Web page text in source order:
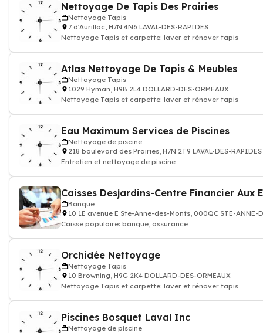
Nettoyage De Tapis Des Prairies
Nettoyage Tapis
7 d'Aurillac, H7N 4N6 LAVAL-DES-RAPIDES
Nettoyage Tapis et carpette: laver et rénover tapis
Atlas Nettoyage De Tapis & Meubles
Nettoyage Tapis
1029 Hyman, H9B 2L4 DOLLARD-DES-ORMEAUX
Nettoyage Tapis et carpette: laver et rénover tapis
Eau Maximum Services de Piscines
Nettoyage de piscine
218 boulevard des Prairies, H7N 2T9 LAVAL-DES-RAPIDES
Entretien et nettoyage de piscine
Banque
10 1E avenue E Ste-Anne-des-Monts, 000QC STE-ANNE-
Caisse populaire: banque, assurance
Orchidée Nettoyage
Nettoyage Tapis
10 Browning, H9G 2K4 DOLLARD-DES-ORMEAUX
Nettoyage Tapis et carpette: laver et rénover tapis
Piscines Bosquet Laval Inc
Nettoyage de piscine